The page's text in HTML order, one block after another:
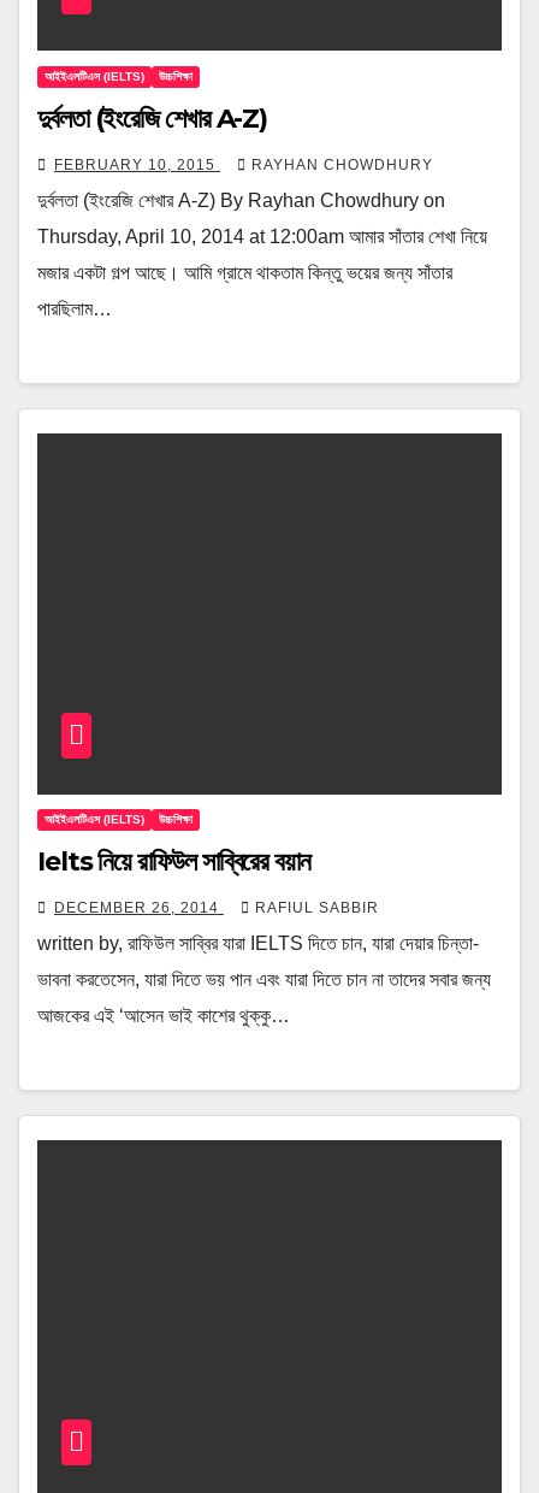
আইইএলটিএস (IELTS) উচ্চশিক্ষা
দুর্বলতা (ইংরেজি শেখার A-Z)
FEBRUARY 10, 2015 RAYHAN CHOWDHURY
দুর্বলতা (ইংরেজি শেখার A-Z) By Rayhan Chowdhury on
Thursday, April 10, 2014 at 12:00am আমার সাঁতার শেখা নিয়ে
মজার একটা গল্প আছে। আমি গ্রামে থাকতাম কিন্তু ভয়ের জন্য সাঁতার
পারছিলাম…
আইইএলটিএস (IELTS) উচ্চশিক্ষা
Ielts নিয়ে রাফিউল সাব্বিরের বয়ান
DECEMBER 26, 2014 RAFIUL SABBIR
written by, রাফিউল সাব্বির যারা IELTS দিতে চান, যারা দেয়ার চিন্তা-
ভাবনা করতেসেন, যারা দিতে ভয় পান এবং যারা দিতে চান না তাদের সবার জন্য
আজকের এই ‘আসেন ভাই কাশের থুক্কু…